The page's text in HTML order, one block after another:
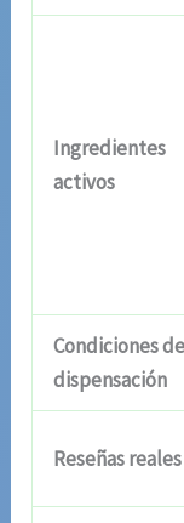
Ingredientes
activos
Condiciones de
dispensación
Reseñas reales